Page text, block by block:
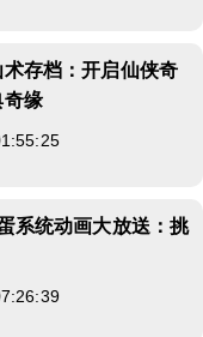
术存档：开启仙侠奇
奇缘
系统动画大放送：挑